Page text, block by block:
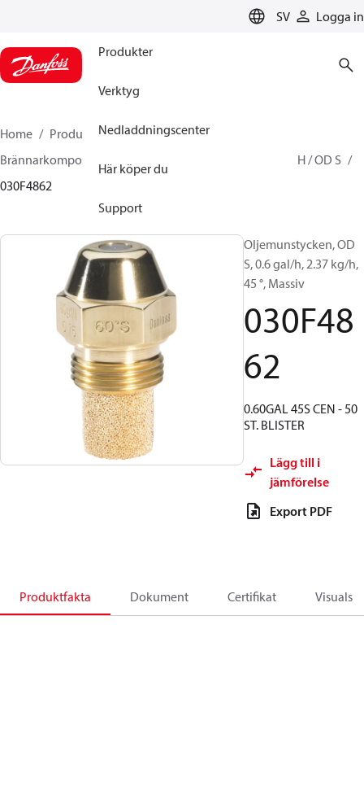
SV Logga in
Produkter
Verktyg
Nedladdningscenter
Här köper du
Support
Home Produkter
Climate Solutions for heating
Brännarkomponenter
OD B / OD H / OD S
030F4862
Oljemunstycken, OD
S, 0.6 gal/h, 2.37 kg/h,
45 °, Massiv
030F48
62
0.60GAL 45S CEN - 50
ST. BLISTER
Lägg till i
jämförelse
Export PDF
Produktfakta Dokument Certifikat Visuals